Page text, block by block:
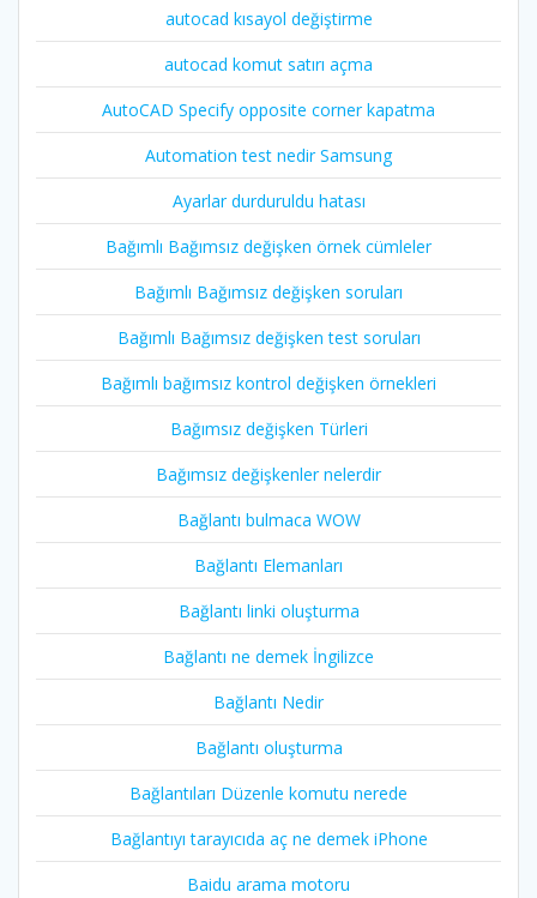
autocad kısayol değiştirme
autocad komut satırı açma
AutoCAD Specify opposite corner kapatma
Automation test nedir Samsung
Ayarlar durduruldu hatası
Bağımlı Bağımsız değişken örnek cümleler
Bağımlı Bağımsız değişken soruları
Bağımlı Bağımsız değişken test soruları
Bağımlı bağımsız kontrol değişken örnekleri
Bağımsız değişken Türleri
Bağımsız değişkenler nelerdir
Bağlantı bulmaca WOW
Bağlantı Elemanları
Bağlantı linki oluşturma
Bağlantı ne demek İngilizce
Bağlantı Nedir
Bağlantı oluşturma
Bağlantıları Düzenle komutu nerede
Bağlantıyı tarayıcıda aç ne demek iPhone
Baidu arama motoru